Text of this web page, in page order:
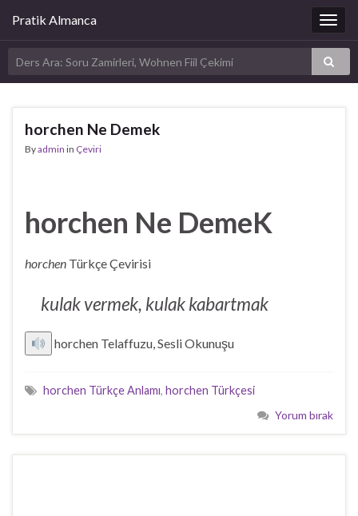
Pratik Almanca
horchen Ne Demek
Byadmin in Çeviri
horchen Ne DemeK
horchen Türkçe Çevirisi
kulak vermek, kulak kabartmak
horchen Telaffuzu, Sesli Okunuşu
horchen Türkçe Anlamı, horchen Türkçesi
Yorum bırak